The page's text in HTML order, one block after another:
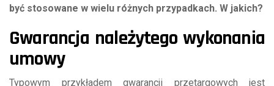
być stosowane w wielu różnych przypadkach. W jakich?
Gwarancja należytego wykonania
umowy
Typowym przykładem gwarancji przetargowych jest